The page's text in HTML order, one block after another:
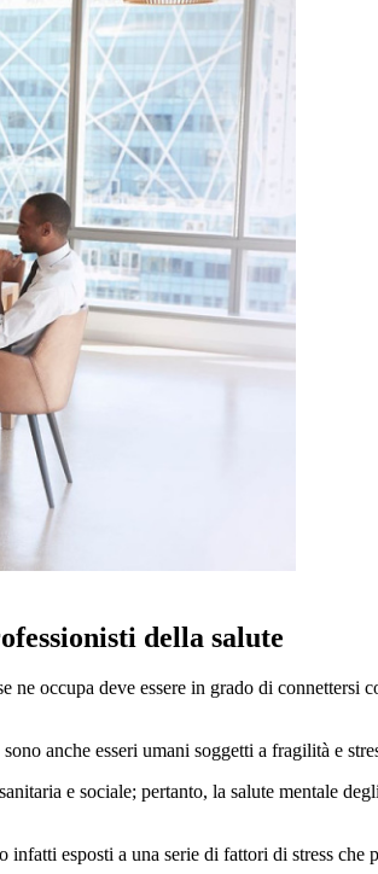
della salute
occupa deve essere in grado di connettersi
anche esseri umani soggetti a fragilità e
e sociale; pertanto, la salute mentale
esposti a una serie di fattori di stress che